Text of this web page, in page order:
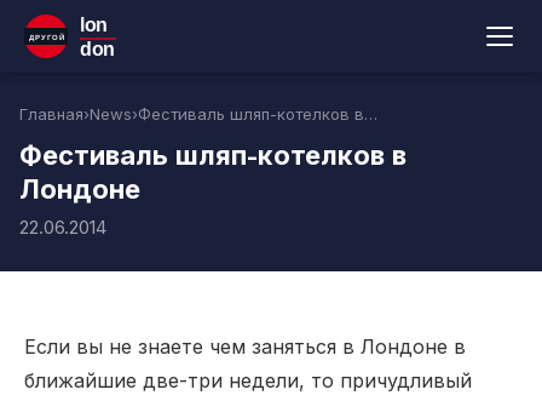
ДРУГОЙ
lon
don
Главная›News› Фестиваль шляп-котелков в Лондоне
Фестиваль шляп-котелков в
Лондоне
22.06.2014
Если вы не знаете чем заняться в Лондоне в
ближайшие две-три недели, то причудливый